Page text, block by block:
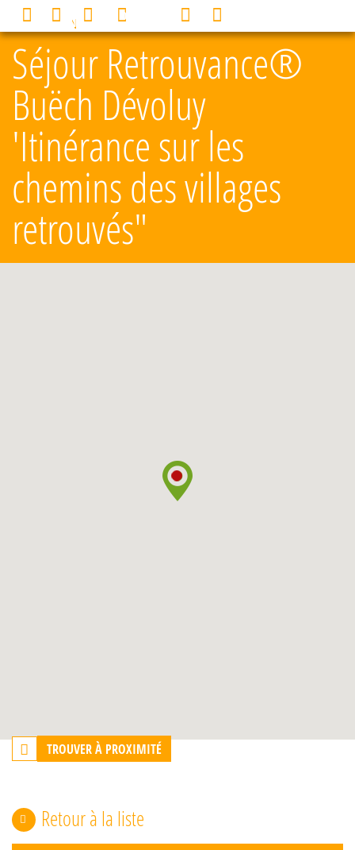
Séjour Retrouvance®
Buëch Dévoluy
'Itinérance sur les
chemins des villages
retrouvés"
TROUVER À PROXIMITÉ
Retour à la liste
MENU 0
Panneau de gestion des cookies